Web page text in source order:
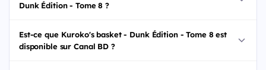
Dunk Édition - Tome 8 ?
Est-ce que Kuroko's basket - Dunk Édition - Tome 8 est
disponible sur Canal BD ?